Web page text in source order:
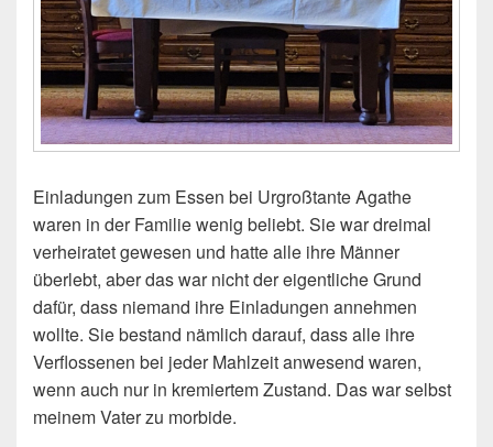
Einladungen zum Essen bei Urgroßtante Agathe
waren in der Familie wenig beliebt. Sie war dreimal
verheiratet gewesen und hatte alle ihre Männer
überlebt, aber das war nicht der eigentliche Grund
dafür, dass niemand ihre Einladungen annehmen
wollte. Sie bestand nämlich darauf, dass alle ihre
Verflossenen bei jeder Mahlzeit anwesend waren,
wenn auch nur in kremiertem Zustand. Das war selbst
meinem Vater zu morbide.